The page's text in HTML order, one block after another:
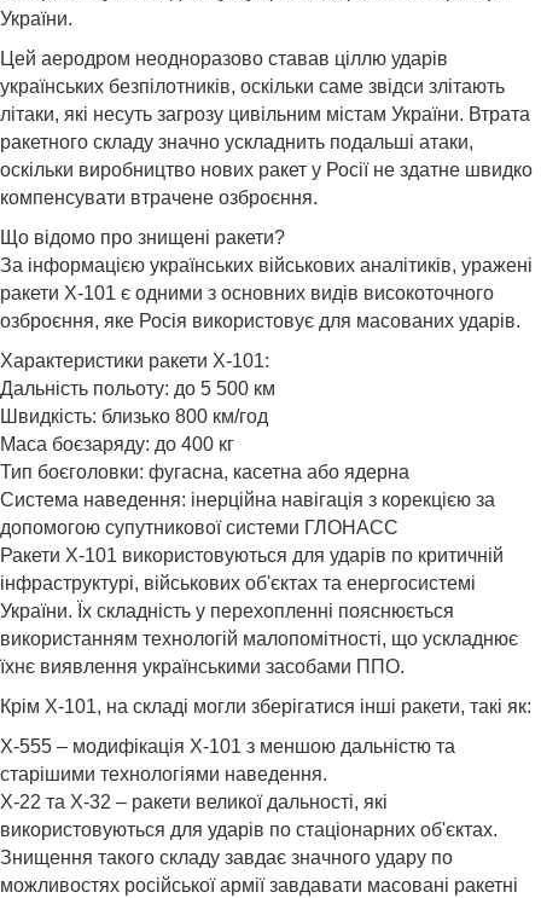
України.
Цей аеродром неодноразово ставав ціллю ударів
українських безпілотників, оскільки саме звідси злітають
літаки, які несуть загрозу цивільним містам України. Втрата
ракетного складу значно ускладнить подальші атаки,
оскільки виробництво нових ракет у Росії не здатне швидко
компенсувати втрачене озброєння.
Що відомо про знищені ракети?
За інформацією українських військових аналітиків, уражені
ракети Х-101 є одними з основних видів високоточного
озброєння, яке Росія використовує для масованих ударів.
Характеристики ракети Х-101:
Дальність польоту: до 5 500 км
Швидкість: близько 800 км/год
Маса боєзаряду: до 400 кг
Тип боєголовки: фугасна, касетна або ядерна
Система наведення: інерційна навігація з корекцією за
допомогою супутникової системи ГЛОНАСС
Ракети Х-101 використовуються для ударів по критичній
інфраструктурі, військових об'єктах та енергосистемі
України. Їх складність у перехопленні пояснюється
використанням технологій малопомітності, що ускладнює
їхнє виявлення українськими засобами ППО.
Крім Х-101, на складі могли зберігатися інші ракети, такі як:
Х-555 – модифікація Х-101 з меншою дальністю та
старішими технологіями наведення.
Х-22 та Х-32 – ракети великої дальності, які
використовуються для ударів по стаціонарних об'єктах.
Знищення такого складу завдає значного удару по
можливостях російської армії завдавати масовані ракетні